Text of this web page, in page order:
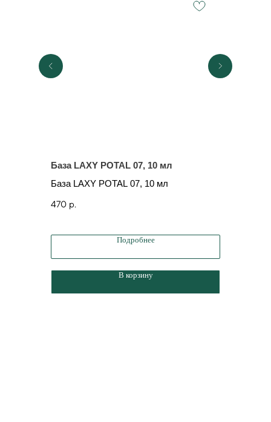
База LAXY POTAL 07, 10 мл
База LAXY POTAL 07, 10 мл
470 р.
Подробнее
В корзину